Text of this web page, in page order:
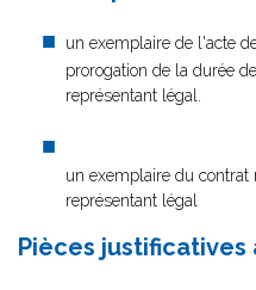
un exemplaire de l'acte
prorogation de la durée
représentant légal.
un exemplaire du contrat
représentant légal
Pièces justificatives